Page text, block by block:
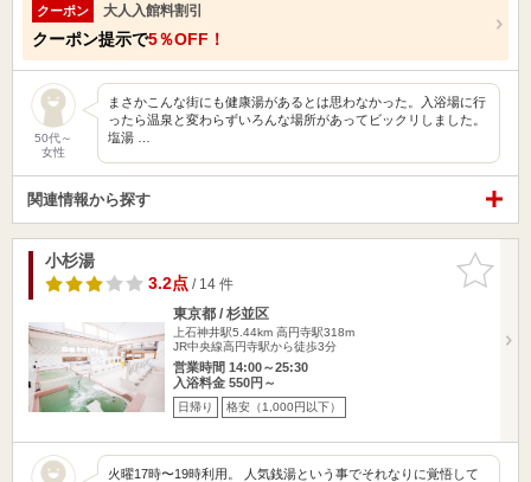
クーポン 大人入館料割引
クーポン提示で5％OFF！
50代～
女性
まさかこんな街にも健康湯があるとは思わなかった。入浴場に行
ったら温泉と変わらずいろんな場所があってビックリしました。
塩湯 …
関連情報から探す
お気に入
りに追加
小杉湯
3.2点/ 14 件
東京都 / 杉並区
上石神井駅5.44km 高円寺駅318m
JR中央線高円寺駅から徒歩3分
営業時間 14:00～25:30
入浴料金 550円～
日帰り 格安（1,000円以下）
火曜17時〜19時利用。 人気銭湯という事でそれなりに覚悟して